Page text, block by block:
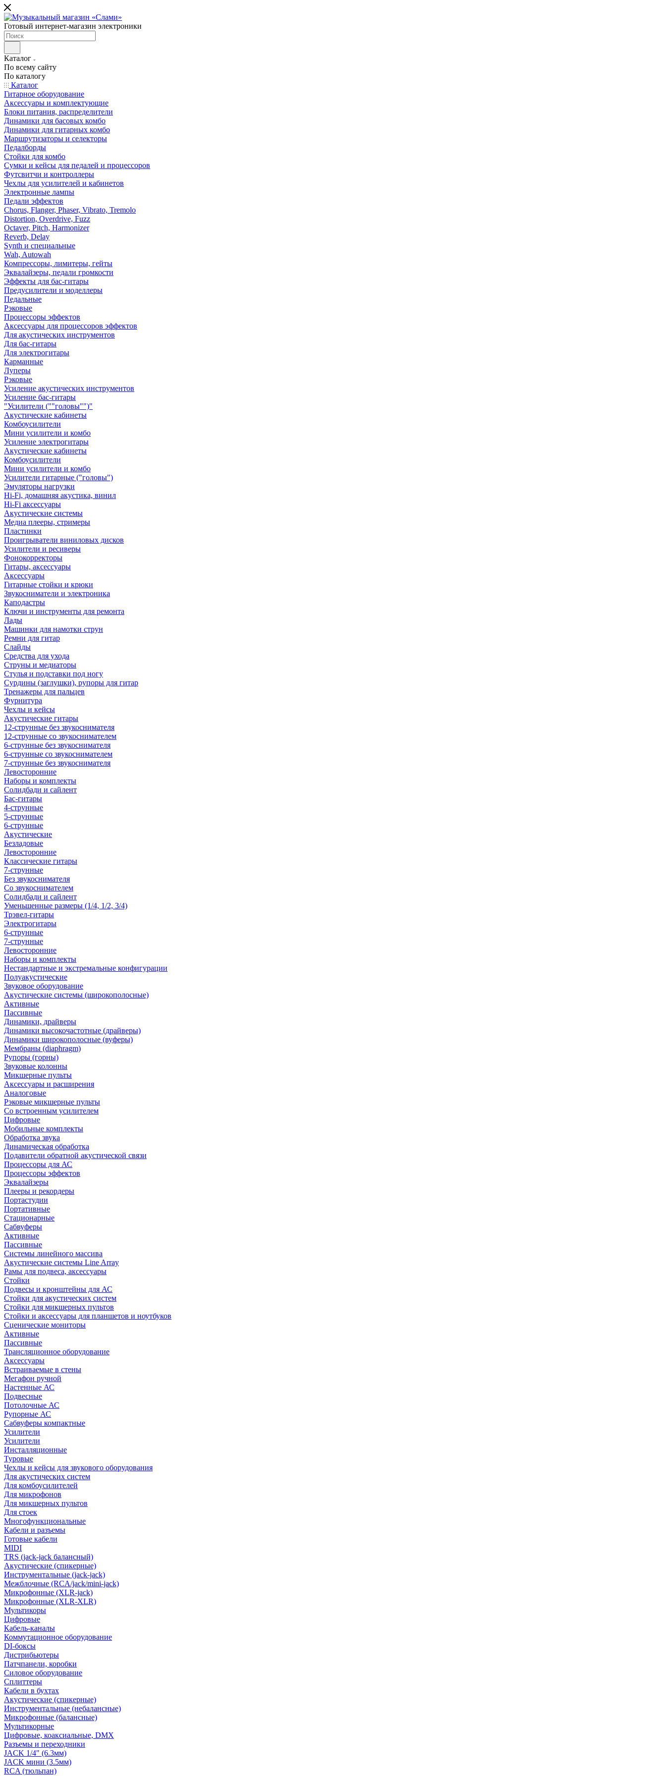
Готовый интернет-магазин электроники
Каталог
По всему сайту
По каталогу
Каталог
Гитарное оборудование
Аксессуары и комплектующие
Блоки питания, распределители
Динамики для басовых комбо
Динамики для гитарных комбо
Маршрутизаторы и селекторы
Педалборды
Стойки для комбо
Сумки и кейсы для педалей и процессоров
Футсвитчи и контроллеры
Чехлы для усилителей и кабинетов
Электронные лампы
Педали эффектов
Chorus, Flanger, Phaser, Vibrato, Tremolo
Distortion, Overdrive, Fuzz
Octaver, Pitch, Harmonizer
Reverb, Delay
Synth и специальные
Wah, Autowah
Компрессоры, лимитеры, гейты
Эквалайзеры, педали громкости
Эффекты для бас-гитары
Предусилители и моделлеры
Педальные
Рэковые
Процессоры эффектов
Аксессуары для процессоров эффектов
Для акустических инструментов
Для бас-гитары
Для электрогитары
Карманные
Луперы
Рэковые
Усиление акустических инструментов
Усиление бас-гитары
"Усилители (""головы"")"
Акустические кабинеты
Комбоусилители
Мини усилители и комбо
Усиление электрогитары
Акустические кабинеты
Комбоусилители
Мини усилители и комбо
Усилители гитарные ("головы")
Эмуляторы нагрузки
Hi-Fi, домашняя акустика, винил
Hi-Fi аксессуары
Акустические системы
Медиа плееры, стримеры
Пластинки
Проигрыватели виниловых дисков
Усилители и ресиверы
Фонокорректоры
Гитары, аксессуары
Аксессуары
Гитарные стойки и крюки
Звукосниматели и электроника
Каподастры
Ключи и инструменты для ремонта
Лады
Машинки для намотки струн
Ремни для гитар
Слайды
Средства для ухода
Струны и медиаторы
Стулья и подставки под ногу
Сурдины (заглушки), рупоры для гитар
Тренажеры для пальцев
Фурнитура
Чехлы и кейсы
Акустические гитары
12-струнные без звукоснимателя
12-струнные со звукоснимателем
6-струнные без звукоснимателя
6-струнные со звукоснимателем
7-струнные без звукоснимателя
Левосторонние
Наборы и комплекты
Солидбади и сайлент
Бас-гитары
4-струнные
5-струнные
6-струнные
Акустические
Безладовые
Левосторонние
Классические гитары
7-струнные
Без звукоснимателя
Со звукоснимателем
Солидбади и сайлент
Уменьшенные размеры (1/4, 1/2, 3/4)
Трэвел-гитары
Электрогитары
6-струнные
7-струнные
Левосторонние
Наборы и комплекты
Нестандартные и экстремальные конфигурации
Полуакустические
Звуковое оборудование
Акустические системы (широкополосные)
Активные
Пассивные
Динамики, драйверы
Динамики высокочастотные (драйверы)
Динамики широкополосные (вуферы)
Мембраны (diaphragm)
Рупоры (горны)
Звуковые колонны
Микшерные пульты
Аксессуары и расширения
Аналоговые
Рэковые микшерные пульты
Со встроенным усилителем
Цифровые
Мобильные комплекты
Обработка звука
Динамическая обработка
Подавители обратной акустической связи
Процессоры для АС
Процессоры эффектов
Эквалайзеры
Плееры и рекордеры
Портастудии
Портативные
Стационарные
Сабвуферы
Активные
Пассивные
Системы линейного массива
Акустические системы Line Array
Рамы для подвеса, аксессуары
Стойки
Подвесы и кронштейны для АС
Стойки для акустических систем
Стойки для микшерных пультов
Стойки и аксессуары для планшетов и ноутбуков
Сценические мониторы
Активные
Пассивные
Трансляционное оборудование
Аксессуары
Встраиваемые в стены
Мегафон ручной
Настенные АС
Подвесные
Потолочные АС
Рупорные АС
Сабвуферы компактные
Усилители
Усилители
Инсталляционные
Туровые
Чехлы и кейсы для звукового оборудования
Для акустических систем
Для комбоусилителей
Для микрофонов
Для микшерных пультов
Для стоек
Многофункциональные
Кабели и разъемы
Готовые кабели
MIDI
TRS (jack-jack балансный)
Акустические (спикерные)
Инструментальные (jack-jack)
Межблочные (RCA/jack/mini-jack)
Микрофонные (XLR-jack)
Микрофонные (XLR-XLR)
Мультикоры
Цифровые
Кабель-каналы
Коммутационное оборудование
DI-боксы
Дистрибьютеры
Патчпанели, коробки
Силовое оборудование
Сплиттеры
Кабели в бухтах
Акустические (спикерные)
Инструментальные (небалансные)
Микрофонные (балансные)
Мультикорные
Цифровые, коаксиальные, DMX
Разъемы и переходники
JACK 1/4" (6.3мм)
JACK мини (3.5мм)
RCA (тюльпан)